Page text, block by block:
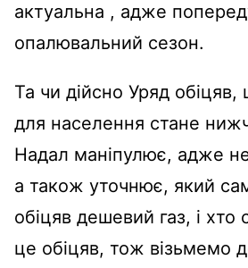
актуальна , адже
опалювальний сезон.
Та чи дійсно Уряд обіцяв,
для населення стане
Надал маніпулює, адже
а також уточнює, який
обіцяв дешевий газ, і хто
це обіцяв, тож візьмемо